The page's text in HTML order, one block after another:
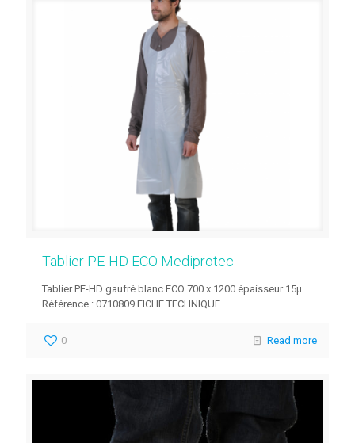
Tablier PE-HD ECO Mediprotec
Tablier PE-HD gaufré blanc ECO 700 x 1200 épaisseur 15µ
Référence : 0710809 FICHE TECHNIQUE
0 Read more